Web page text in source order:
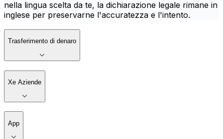
nella lingua scelta da te, la dichiarazione legale rimane in
inglese per preservarne l'accuratezza e l'intento.
Trasferimento di denaro
Xe Aziende
App